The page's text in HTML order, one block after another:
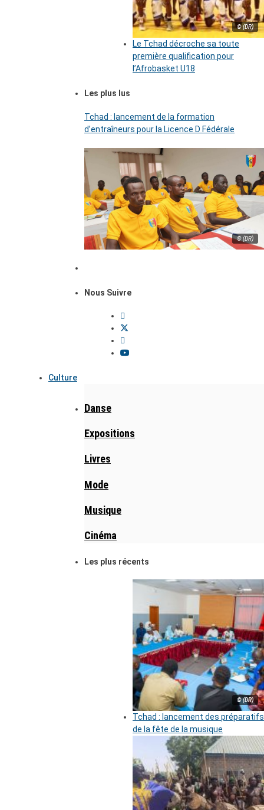
© (DR)
Le Tchad décroche sa toute
première qualification pour
l’Afrobasket U18
Les plus lus
Tchad : lancement de la formation
d’entraîneurs pour la Licence D Fédérale
© (DR)
Nous Suivre
Culture
Danse
Expositions
Livres
Mode
Musique
Cinéma
Les plus récents
© (DR)
Tchad : lancement des préparatifs
de la fête de la musique